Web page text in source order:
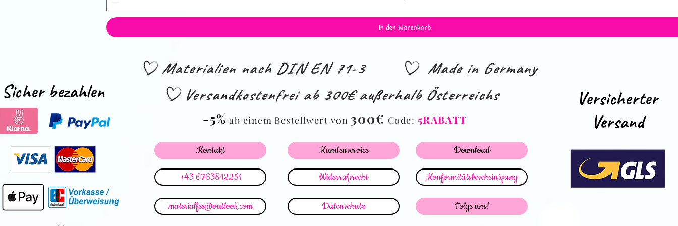
In den Warenkorb
Sicher bezahlen
Materialien nach DIN EN 71-3
Made in Germany
Versandkostenfrei ab 300€ außerhalb Österreichs
-5% ab einem Bestellwert von 300€ Code: 5RABATT
Kontakt
+43 6763812251
materialfee@outlook.com
Kundenservice
Widerrufsrecht
Datenschutz
Download
Konformitätsbescheinigung
Folge uns!
Versicherter
Versand